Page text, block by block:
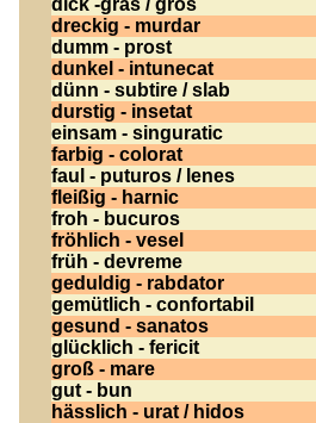
dick -gras / gros
dreckig - murdar
dumm - prost
dunkel - intunecat
dünn - subtire / slab
durstig - insetat
einsam - singuratic
farbig - colorat
faul - puturos / lenes
fleißig - harnic
froh - bucuros
fröhlich - vesel
früh - devreme
geduldig - rabdator
gemütlich - confortabil
gesund - sanatos
glücklich - fericit
groß - mare
gut - bun
hässlich - urat / hidos